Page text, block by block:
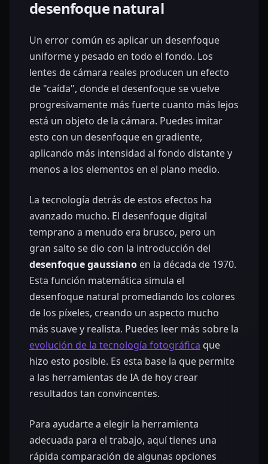
desenfoque natural
Un error común es aplicar un desenfoque
uniforme y pesado en todo el fondo. Los
lentes de cámara reales producen un efecto
de "caída", donde el desenfoque se vuelve
progresivamente más fuerte cuanto más lejos
está un objeto de la cámara. Puedes imitar
esto con un desenfoque en gradiente,
aplicando más intensidad al fondo distante y
menos a los elementos en el plano medio.
La tecnología detrás de estos efectos ha
avanzado mucho. El desenfoque digital
temprano a menudo era brusco, pero un
gran salto se dio con la introducción del
desenfoque gaussiano en la década de 1970.
Esta función matemática simula el
desenfoque natural promediando los colores
de los píxeles, creando un aspecto mucho
más suave y realista. Puedes leer más sobre la
evolución de la tecnología fotográfica que
hizo esto posible. Es esta base la que permite
a las herramientas de IA de hoy crear
resultados tan convincentes.
Para ayudarte a elegir la herramienta
adecuada para el trabajo, aquí tienes una
rápida comparación de algunas opciones